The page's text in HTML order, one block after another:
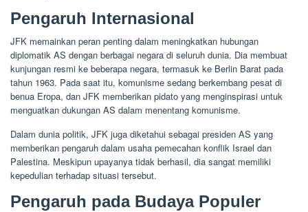
Pengaruh Internasional
JFK memainkan peran penting dalam meningkatkan hubungan
diplomatik AS dengan berbagai negara di seluruh dunia. Dia membuat
kunjungan resmi ke beberapa negara, termasuk ke Berlin Barat pada
tahun 1963. Pada saat itu, komunisme sedang berkembang pesat di
benua Eropa, dan JFK memberikan pidato yang menginspirasi untuk
menguatkan dukungan AS dalam menentang komunisme.
Dalam dunia politik, JFK juga diketahui sebagai presiden AS yang
memberikan pengaruh dalam usaha pemecahan konflik Israel dan
Palestina. Meskipun upayanya tidak berhasil, dia sangat memiliki
kepedulian terhadap situasi tersebut.
Pengaruh pada Budaya Populer